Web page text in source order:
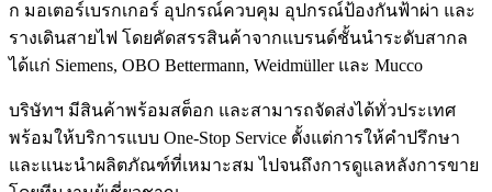
ก มอเตอร์เบรกเกอร์ อุปกรณ์ควบคุม อุปกรณ์ป้องกันฟ้าผ่า และ
รางเดินสายไฟ โดยคัดสรรสินค้าจากแบรนด์ชั้นนำระดับสากล
ได้แก่ Siemens, OBO Bettermann, Weidmüller และ Mucco
บริษัทฯ มีสินค้าพร้อมสต็อก และสามารถจัดส่งได้ทั่วประเทศ
พร้อมให้บริการแบบ One-Stop Service ตั้งแต่การให้คำปรึกษา
และแนะนำผลิตภัณฑ์ที่เหมาะสม ไปจนถึงการดูแลหลังการขาย